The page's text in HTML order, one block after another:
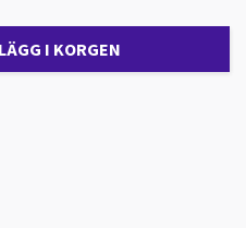
LÄGG I KORGEN